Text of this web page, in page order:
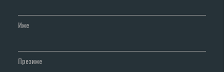
Име
Презиме